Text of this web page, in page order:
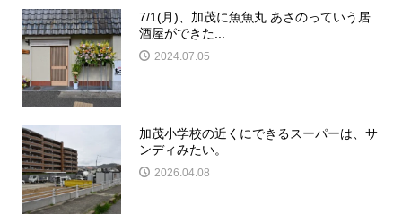
7/1(月)、加茂に魚魚丸 あさのっていう居
酒屋ができた...
2024.07.05
加茂小学校の近くにできるスーパーは、サ
ンディみたい。
2026.04.08